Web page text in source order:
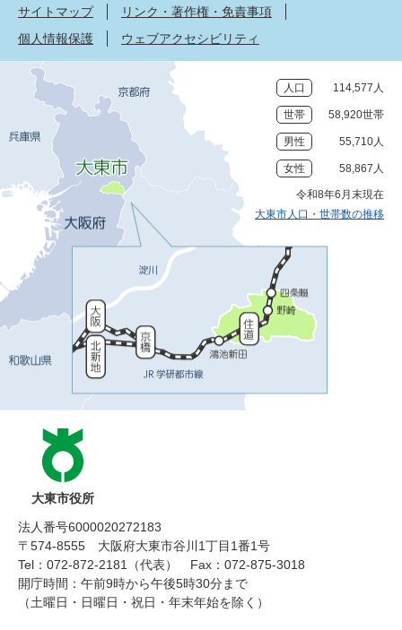
サイトマップ
リンク・著作権・免責事項
個人情報保護
ウェブアクセシビリティ
人口 114,577人
世帯 58,920世帯
男性 55,710人
女性 58,867人
令和8年6月末現在
大東市人口・世帯数の推移
大東市役所
法人番号6000020272183
〒574-8555 大阪府大東市谷川1丁目1番1号
Tel：072-872-2181（代表）
Fax：072-875-3018
開庁時間：午前9時から午後5時30分まで
（土曜日・日曜日・祝日・年末年始を除く）